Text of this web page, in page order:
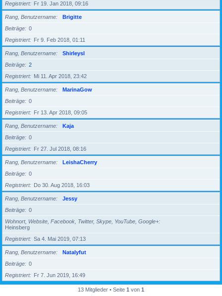
Registriert
Fr 19. Jan 2018, 09:16
Rang, Benutzername
Brigitte
Beiträge
0
Registriert
Fr 9. Feb 2018, 01:11
Rang, Benutzername
Shirleysl
Beiträge
2
Registriert
Mi 11. Apr 2018, 23:42
Rang, Benutzername
MarinaGow
Beiträge
0
Registriert
Fr 13. Apr 2018, 09:05
Rang, Benutzername
Kaja
Beiträge
0
Registriert
Fr 27. Jul 2018, 08:16
Rang, Benutzername
LeishaCherry
Beiträge
0
Registriert
Do 30. Aug 2018, 16:03
Rang, Benutzername
Jessy
Beiträge
0
Wohnort, Website, Facebook, Twitter, Skype, YouTube, Google+
Heinsberg
Registriert
Sa 4. Mai 2019, 07:13
Rang, Benutzername
Natalyfut
Beiträge
0
Registriert
Fr 7. Jun 2019, 16:49
13 Mitglieder • Seite 1 von 1